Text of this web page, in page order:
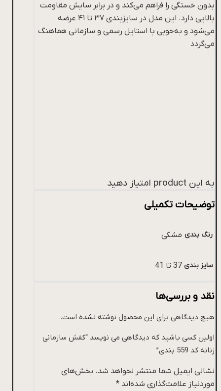
بدون خستگی را فراهم می‌کند و در برابر سایش مقاومت
بالایی دارد. این مدل در سایزبندی ۳۷ تا ۴۱ عرضه
می‌شود و به‌خوبی با استایل رسمی و سازمانی هماهنگ
می‌گردد
به این product امتیاز دهید
توضیحات تکمیلی
رنگ بندی مشکی
سایز بندی 37 تا 41
نقد و بررسی‌ها
هیچ دیدگاهی برای این محصول نوشته نشده است.
اولین کسی باشید که دیدگاهی می نویسد “کفش سازمانی
زنانه کد 559 بندی”
نشانی ایمیل شما منتشر نخواهد شد. بخش‌های
موردنیاز علامت‌گذاری شده‌اند *